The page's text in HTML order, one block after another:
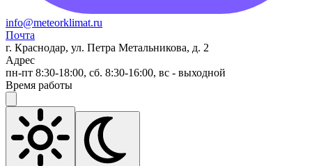
info@meteorklimat.ru
Почта
г. Краснодар, ул. Петра Метальникова, д. 2
Адрес
пн-пт 8:30-18:00, сб. 8:30-16:00, вс - выходной
Время работы